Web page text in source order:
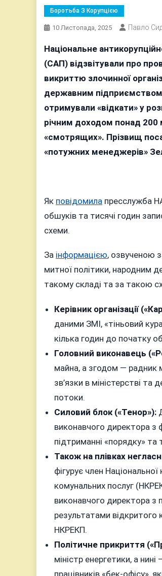
Боротьба З Корупцією
10 Листопада, 2025 Павло
Національне
(САП) відзвітували про
викриттю злочинної
державним
отримували «відкати» у
річним доходом понад 200
«смотрящих». Прізвищ
«потужних менеджерів»
Як повідомила пресслужба
обшуків та тисячі годин
схеми.
За інформацією, озвученою
митної політики, народним
такому складі та за такою
Керівник організації
даними ЗМІ, «тіньовий
кілька годин до початку
Головний виконавець
майна, а згодом — радник
зв’язки в міністерстві та
потоки.
Силовий блок («Тенор»):
виконавчого директора з
підтриманні «порядку» та
Також на плівках
фігурує член
комунальних послуг
виконавчого директора з
результатами відкритого
НКРЕКП.
Політичне прикриття
міністр енергетики, а
працівників «бек-офісу»,